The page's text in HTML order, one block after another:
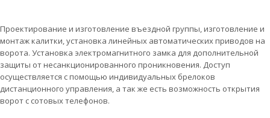
Проектирование и изготовление въездной группы, изготовление и
монтаж калитки, установка линейных автоматических приводов на
ворота. Установка электромагнитного замка для дополнительной
защиты от несанкционированного проникновения. Доступ
осуществляется с помощью индивидуальных брелоков
дистанционного управления, а так же есть возможность открытия
ворот с сотовых телефонов.